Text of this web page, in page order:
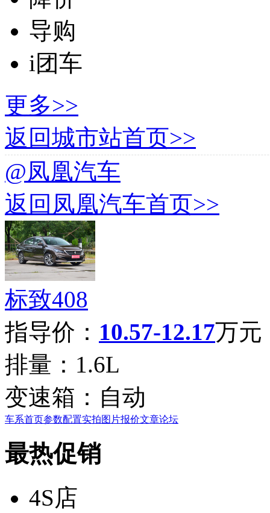
导购
i团车
更多>>
返回城市站首页>>
@凤凰汽车
返回凤凰汽车首页>>
标致408
指导价： 10.57-12.17万元
排量： 1.6L
变速箱： 自动
车系首页参数配置实拍图片报价文章论坛
最热促销
4S店